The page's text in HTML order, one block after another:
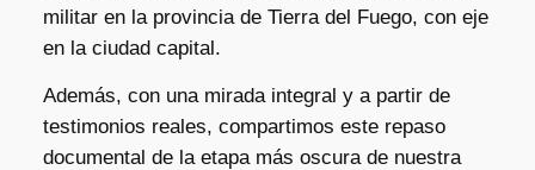
militar en la provincia de Tierra del Fuego, con eje
en la ciudad capital.
Además, con una mirada integral y a partir de
testimonios reales, compartimos este repaso
documental de la etapa más oscura de nuestra